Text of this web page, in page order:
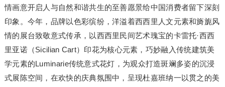
情画意开启人与自然和谐共生的至善愿景给中国消费者留下深刻
印象。今年，品牌以色彩缤纷，洋溢着西西里人文元素和旖旎风
情的展台致敬意式传承，以西西里民间艺术瑰宝的卡雷托·西西
里亚诺（Sicilian Cart）印花为核心元素，巧妙融入传统建筑美
学元素的Luminarie传统意式花灯，为观众打造斑斓多姿的沉浸
式展陈空间，在欢快的庆典氛围中，呈现杜嘉班纳一以贯之的美